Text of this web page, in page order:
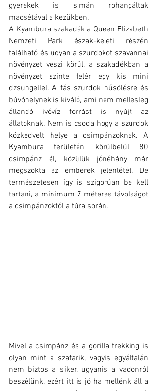
gyerekek is simán rohangáltak
macsétával a kezükben.
A Kyambura szakadék a Queen Elizabeth
Nemzeti Park észak-keleti részén
található és ugyan a szurdokot szavannai
növényzet veszi körül, a szakadékban a
növényzet szinte felér egy kis mini
dzsungellel. A fás szurdok hűsölésre és
búvóhelynek is kiváló, ami nem mellesleg
állandó ivóvíz forrást is nyújt az
állatoknak. Nem is csoda hogy a szurdok
közkedvelt helye a csimpánzoknak. A
Kyambura területén körülbelül 80
csimpánz él, közülük jónéhány már
megszokta az emberek jelenlétét. De
természetesen így is szigorúan be kell
tartani, a minimum 7 méteres távolságot
a csimpánzoktól a túra során.
Mivel a csimpánz és a gorilla trekking is
olyan mint a szafarik, vagyis egyáltalán
nem biztos a siker, ugyanis a vadonról
beszélünk, ezért itt is jó ha mellénk áll a